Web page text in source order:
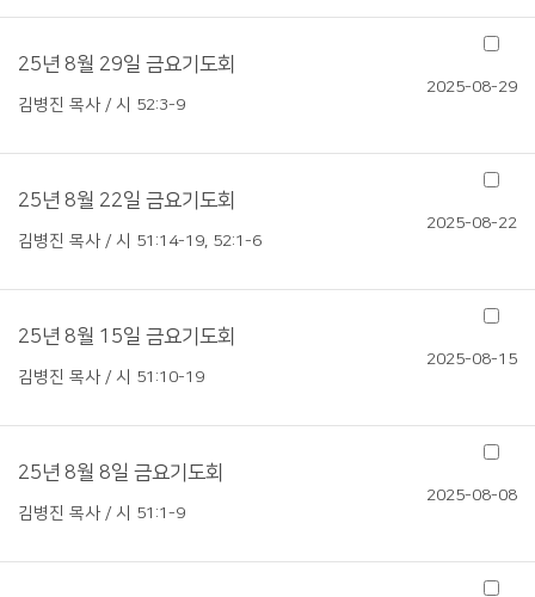
25년 8월 29일 금요기도회
김병진 목사 / 시 52:3-9
2025-08-29
25년 8월 22일 금요기도회
김병진 목사 / 시 51:14-19, 52:1-6
2025-08-22
25년 8월 15일 금요기도회
김병진 목사 / 시 51:10-19
2025-08-15
25년 8월 8일 금요기도회
김병진 목사 / 시 51:1-9
2025-08-08